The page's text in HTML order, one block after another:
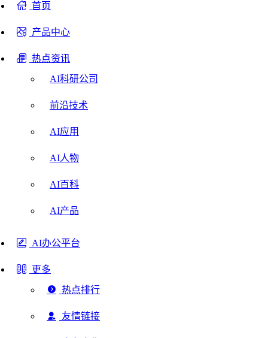
首页
产品中心
热点资讯
AI科研公司
前沿技术
AI应用
AI人物
AI百科
AI产品
AI办公平台
更多
热点排行
友情链接